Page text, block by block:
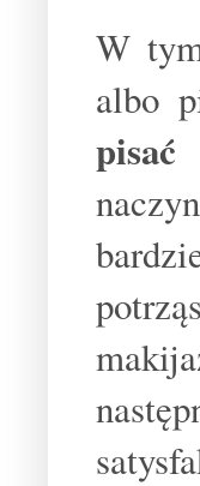
W
albo